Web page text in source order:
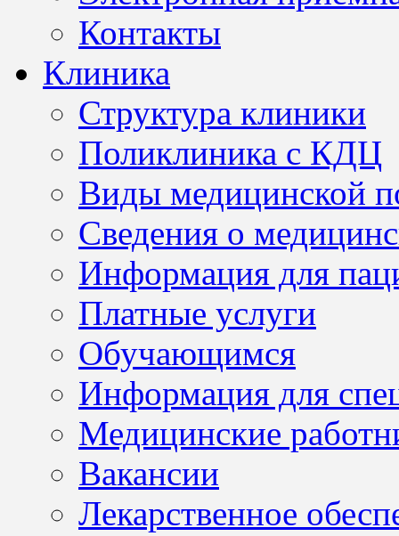
Контакты
Клиника
Структура клиники
Поликлиника с КДЦ
Виды медицинской
Сведения о
Информация для
Платные услуги
Обучающимся
Информация для
Медицинские
Вакансии
Лекарственное